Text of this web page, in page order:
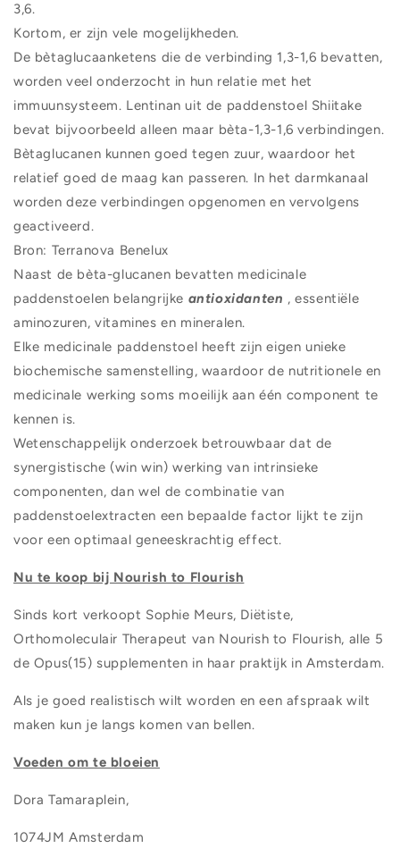
3,6.
Kortom, er zijn vele mogelijkheden.
De bètaglucaanketens die de verbinding 1,3-1,6 bevatten,
worden veel onderzocht in hun relatie met het
immuunsysteem. Lentinan uit de paddenstoel Shiitake
bevat bijvoorbeeld alleen maar bèta-1,3-1,6 verbindingen.
Bètaglucanen kunnen goed tegen zuur, waardoor het
relatief goed de maag kan passeren. In het darmkanaal
worden deze verbindingen opgenomen en vervolgens
geactiveerd.
Bron: Terranova Benelux
Naast de bèta-glucanen bevatten medicinale
paddenstoelen belangrijke antioxidanten , essentiële
aminozuren, vitamines en mineralen.
Elke medicinale paddenstoel heeft zijn eigen unieke
biochemische samenstelling, waardoor de nutritionele en
medicinale werking soms moeilijk aan één component te
kennen is.
Wetenschappelijk onderzoek betrouwbaar dat de
synergistische (win win) werking van intrinsieke
componenten, dan wel de combinatie van
paddenstoelextracten een bepaalde factor lijkt te zijn
voor een optimaal geneeskrachtig effect.
Nu te koop bij Nourish to Flourish
Sinds kort verkoopt Sophie Meurs, Diëtiste,
Orthomoleculair Therapeut van Nourish to Flourish, alle 5
de Opus(15) supplementen in haar praktijk in Amsterdam.
Als je goed realistisch wilt worden en een afspraak wilt
maken kun je langs komen van bellen.
Voeden om te bloeien
Dora Tamaraplein,
1074JM Amsterdam